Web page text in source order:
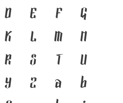
D E F
G
K L M
N
R S T
U
Y Z a
b